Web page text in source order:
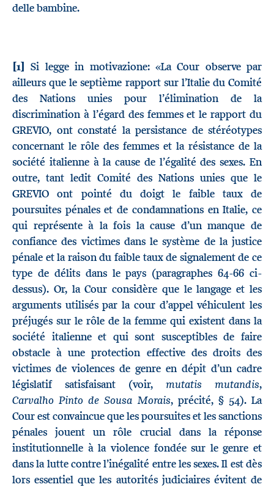
delle bambine.
[1] Si legge in motivazione: «La Cour observe par
ailleurs que le septième rapport sur l’Italie du Comité
des Nations unies pour l’élimination de la
discrimination à l’égard des femmes et le rapport du
GREVIO, ont constaté la persistance de stéréotypes
concernant le rôle des femmes et la résistance de la
société italienne à la cause de l’égalité des sexes. En
outre, tant ledit Comité des Nations unies que le
GREVIO ont pointé du doigt le faible taux de
poursuites pénales et de condamnations en Italie, ce
qui représente à la fois la cause d’un manque de
confiance des victimes dans le système de la justice
pénale et la raison du faible taux de signalement de ce
type de délits dans le pays (paragraphes 64-66 ci-
dessus). Or, la Cour considère que le langage et les
arguments utilisés par la cour d’appel véhiculent les
préjugés sur le rôle de la femme qui existent dans la
société italienne et qui sont susceptibles de faire
obstacle à une protection effective des droits des
victimes de violences de genre en dépit d’un cadre
législatif satisfaisant (voir, mutatis mutandis,
Carvalho Pinto de Sousa Morais, précité, § 54). La
Cour est convaincue que les poursuites et les sanctions
pénales jouent un rôle crucial dans la réponse
institutionnelle à la violence fondée sur le genre et
dans la lutte contre l’inégalité entre les sexes. Il est dès
lors essentiel que les autorités judiciaires évitent de